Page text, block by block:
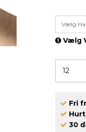
Vælg
Vælg
Fri
30